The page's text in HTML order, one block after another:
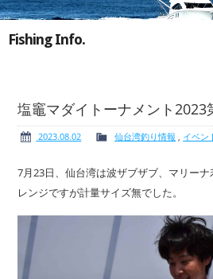
サービス案内
Fishing Info.
塩竈マダイトーナメント2023
2023.08.02 仙台湾釣り情報 イベン
7月23日、仙台湾は波ザブザブ、マリー
レンジですが計量サイズ無でした。